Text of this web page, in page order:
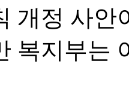
개정 사
복지부는